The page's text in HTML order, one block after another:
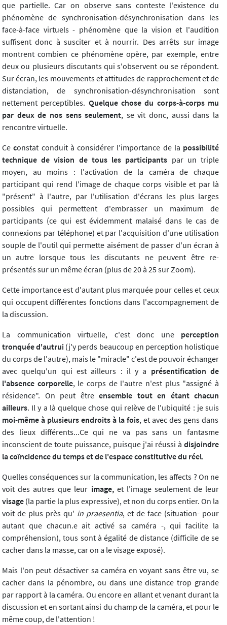
que partielle. Car on observe sans conteste l'existence du
phénomène de synchronisation-désynchronisation dans les
face-à-face virtuels - phénomène que la vision et l'audition
suffisent donc à susciter et à nourrir. Des arrêts sur image
montrent combien ce phénomène opère, par exemple, entre
deux ou plusieurs discutants qui s'observent ou se répondent.
Sur écran, les mouvements et attitudes de rapprochement et de
distanciation, de synchronisation-désynchronisation sont
nettement perceptibles. Quelque chose du corps-à-corps mu
par deux de nos sens seulement, se vit donc, aussi dans la
rencontre virtuelle.
Ceconstat conduit à considérer l'importance de la possibilité
technique de vision de tous les participants par un triple
moyen, au moins : l'activation de la caméra de chaque
participant qui rend l'image de chaque corps visible et par là
"présent" à l'autre, par l'utilisation d'écrans les plus larges
possibles qui permettent d'embrasser un maximum de
participants (ce qui est évidemment malaisé dans le cas de
connexions par téléphone) et par l'acquisition d'une utilisation
souple de l'outil qui permette aisément de passer d'un écran à
un autre lorsque tous les discutants ne peuvent être re-
présentés sur un même écran (plus de 20 à 25 sur Zoom).
Cette importance est d'autant plus marquée pour celles et ceux
qui occupent différentes fonctions dans l'accompagnement de
la discussion.
La communication virtuelle, c'est donc une perception
tronquée d'autrui (j'y perds beaucoup en perception holistique
du corps de l'autre), mais le "miracle" c'est de pouvoir échanger
avec quelqu'un qui est ailleurs : il y a présentification de
l'absence corporelle, le corps de l'autre n'est plus "assigné à
résidence". On peut êtreensemble tout en étant chacun
ailleurs. Il y a là quelque chose qui relève de l'ubiquité : je suis
moi-même à plusieurs endroits à la fois, et avec des gens dans
des lieux différents...Ce qui ne va pas sans un fantasme
inconscient de toute puissance, puisque j'ai réussi à disjoindre
la coïncidence du temps et de l'espace constitutive du réel.
Quelles conséquences sur la communication, les affects ? On ne
voit des autres que leur image, et l'image seulement de leur
visage (la partie la plus expressive), et non du corps entier. On la
voit de plus près qu' in praesentia, et de face (situation- pour
autant que chacun.e ait activé sa caméra -, qui facilite la
compréhension), tous sont à égalité de distance (difficile de se
cacher dans la masse, car on a le visage exposé).
Mais l'on peut désactiver sa caméra en voyant sans être vu, se
cacher dans la pénombre, ou dans une distance trop grande
par rapport à la caméra. Ou encore en allant et venant durant la
discussion et en sortant ainsi du champ de la caméra, et pour le
même coup, de l'attention !